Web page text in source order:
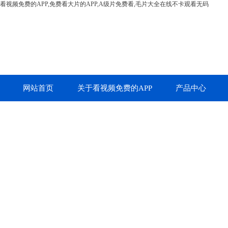
看视频免费的APP,免费看大片的APP,A级片免费看,毛片大全在线不卡观看无码
网站首页 关于看视频免费的APP 产品中心